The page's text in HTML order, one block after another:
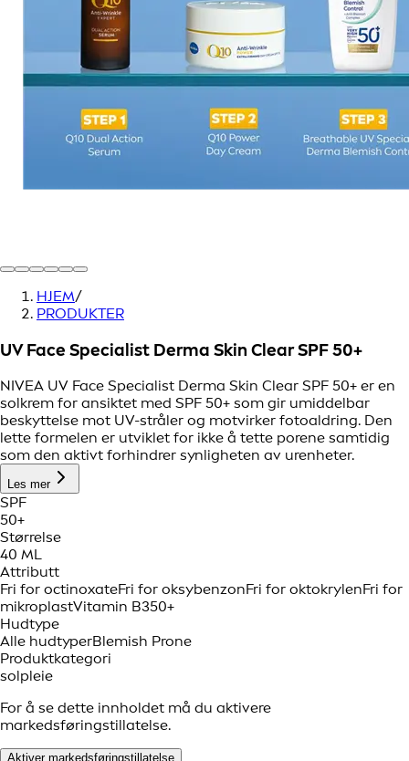
HJEM/
PRODUKTER
UV Face Specialist Derma Skin Clear SPF 50+
NIVEA UV Face Specialist Derma Skin Clear SPF 50+ er en
solkrem for ansiktet med SPF 50+ som gir umiddelbar
beskyttelse mot UV-stråler og motvirker fotoaldring. Den
lette formelen er utviklet for ikke å tette porene samtidig
som den aktivt forhindrer synligheten av urenheter.
Les mer
SPF
50+
Størrelse
40 ML
Attributt
Fri for octinoxateFri for oksybenzonFri for oktokrylenFri for
mikroplastVitamin B350+
Hudtype
Alle hudtyperBlemish Prone
Produktkategori
solpleie
For å se dette innholdet må du aktivere
markedsføringstillatelse.
Aktiver markedsføringstillatelse